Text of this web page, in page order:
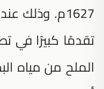
1627م. وذلك
تقدمًا كبيرًا في